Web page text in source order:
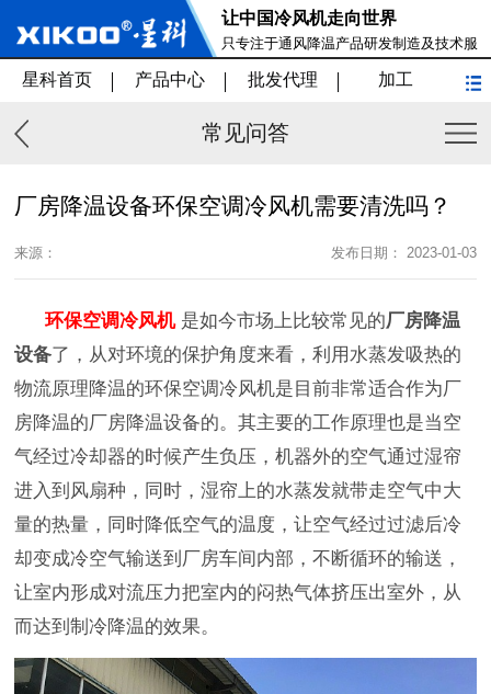
让中国冷风机走向世界
只专注于通风降温产品研发制造及技术服
务
星科首页 产品中心 批发代理 加工
常见问答
厂房降温设备环保空调冷风机需要清洗吗？
来源： 发布日期： 2023-01-03
环保空调冷风机 是如今市场上比较常见的厂房降温
设备了，从对环境的保护角度来看，利用水蒸发吸热的
物流原理降温的环保空调冷风机是目前非常适合作为厂
房降温的厂房降温设备的。其主要的工作原理也是当空
气经过冷却器的时候产生负压，机器外的空气通过湿帘
进入到风扇种，同时，湿帘上的水蒸发就带走空气中大
量的热量，同时降低空气的温度，让空气经过过滤后冷
却变成冷空气输送到厂房车间内部，不断循环的输送，
让室内形成对流压力把室内的闷热气体挤压出室外，从
而达到制冷降温的效果。